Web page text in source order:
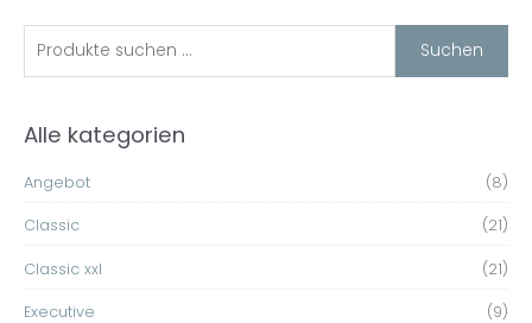
u
h
e
n
a
c
Suchen
Alle kategorien
Angebot (8)
Classic (21)
Classic xxl (21)
Executive (9)
.
s
s